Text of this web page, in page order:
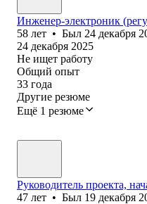
Инженер-электроник
58 лет • Был 24 декабря
24 декабря 2025
Не ищет работу
Общий опыт
33 года
Другие резюме
Ещё 1 резюме
Руководитель проекта,
47 лет • Был 19 декабря